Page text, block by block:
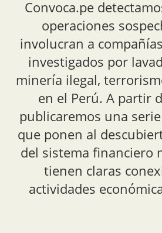
Convoca.pe
operaciones
involucran a
investigados por
minería ilegal,
en el Perú. A partir
publicaremos una
que ponen al
del sistema financiero
tienen claras
actividades